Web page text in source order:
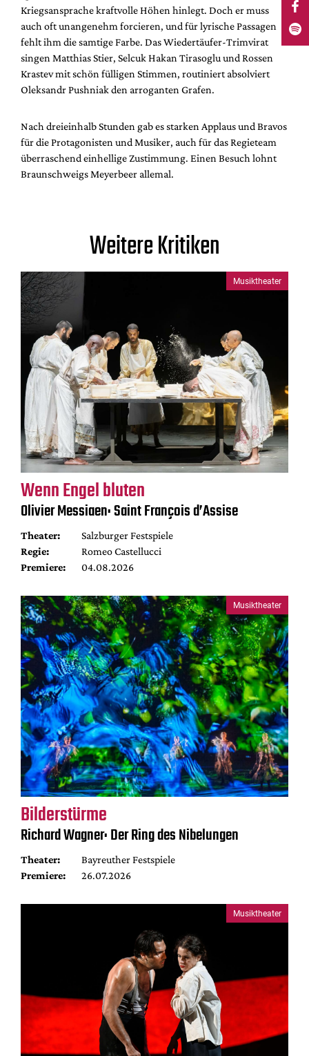
Kriegsansprache kraftvolle Höhen hinlegt. Doch er muss
auch oft unangenehm forcieren, und für lyrische Passagen
fehlt ihm die samtige Farbe. Das Wiedertäufer-Trimvirat
singen Matthias Stier, Selcuk Hakan Tirasoglu und Rossen
Krastev mit schön fülligen Stimmen, routiniert absolviert
Oleksandr Pushniak den arroganten Grafen.
Nach dreieinhalb Stunden gab es starken Applaus und Bravos
für die Protagonisten und Musiker, auch für das Regieteam
überraschend einhellige Zustimmung. Einen Besuch lohnt
Braunschweigs Meyerbeer allemal.
Weitere Kritiken
Musiktheater
Wenn Engel bluten
Olivier Messiaen: Saint François d’Assise
Theater:
Salzburger Festspiele
Regie:
Romeo Castellucci
Premiere:
04.08.2026
Musiktheater
Bilderstürme
Richard Wagner: Der Ring des Nibelungen
Theater:
Bayreuther Festspiele
Premiere:
26.07.2026
Musiktheater